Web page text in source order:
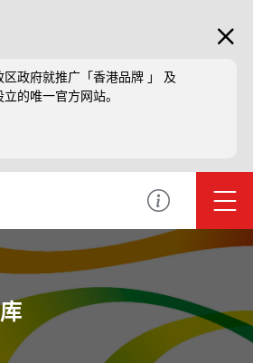
政府就推广「香港品牌 」 及
的唯一官方网站。